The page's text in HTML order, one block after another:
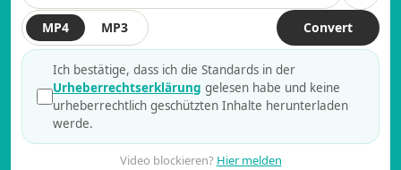
MP4 MP3 Convert
Ich bestätige, dass ich die Standards in der
Urheberrechtserklärung gelesen habe und keine
urheberrechtlich geschützten Inhalte herunterladen
werde.
Video blockieren? Hier melden